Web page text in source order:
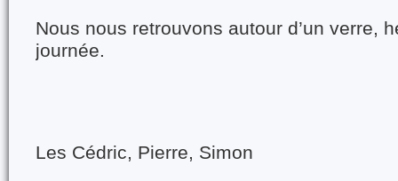
Nous nous retrouvons autour d’un verre,
journée.
Les Cédric, Pierre, Simon